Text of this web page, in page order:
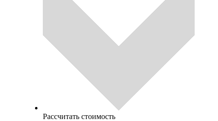
Рассчитать стоимость